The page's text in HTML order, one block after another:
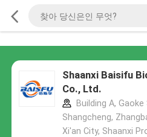
Shaanxi Baisifu
Co., Ltd.
Building A, Gaoke
Shangcheng,
Xi'an City, Shaanxi